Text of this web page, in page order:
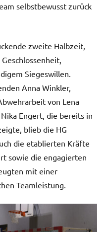
selbstbewusst zurück
zweite Halbzeit,
Siegeswillen.
Anna Winkler,
von Lena
Engert, die bereits in
blieb die HG
die etablierten Kräfte
sowie die engagierten
mit einer
Teamleistung.